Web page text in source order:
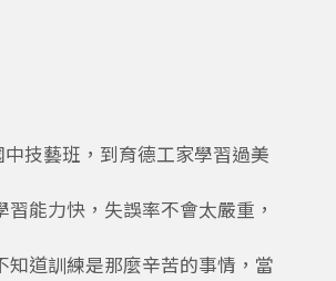
技藝班，到育德工家學習過美
能力快，失誤率不會太嚴重，
道訓練是那麼辛苦的事情，當